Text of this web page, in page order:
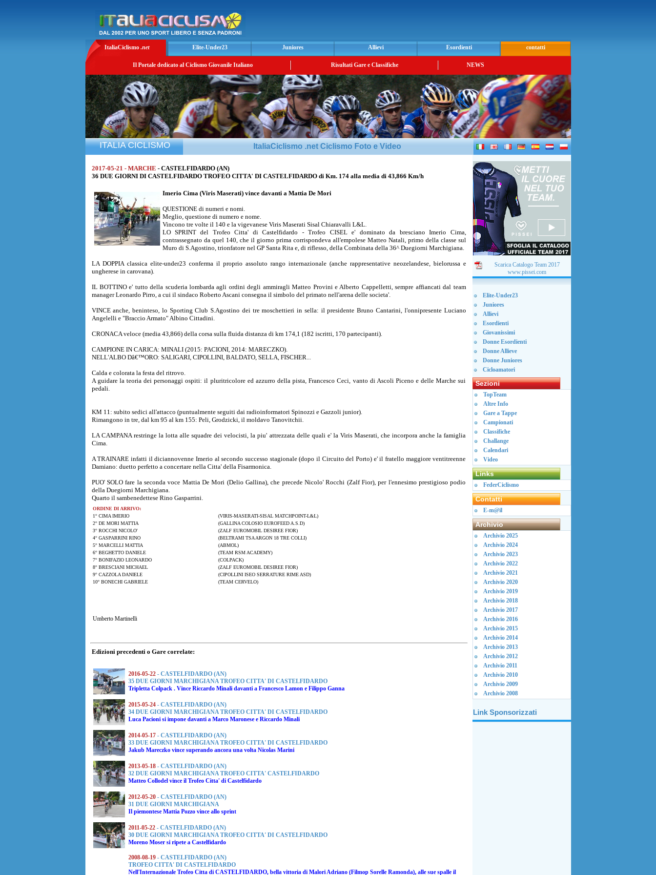
ItaliaCiclismo .net Elite-Under23 Juniores Allievi Esordienti contatti
Il Portale dedicato al Ciclismo Giovanile Italiano Risultati Gare e Classifiche NEWS
ITALIA CICLISMO ItaliaCiclismo .net Ciclismo Foto e Video
2017-05-21 - MARCHE - CASTELFIDARDO (AN)
36 DUE GIORNI DI CASTELFIDARDO TROFEO CITTA' DI CASTELFIDARDO di Km. 174 alla media di 43,866 Km/h
Imerio Cima (Viris Maserati) vince davanti a Mattia De Mori
QUESTIONE di numeri e nomi.
Meglio, questione di numero e nome.
Vincono tre volte il 140 e la vigevanese Viris Maserati Sisal Chiaravalli L&L.
LO SPRINT del Trofeo Citta' di Castelfidardo - Trofeo CISEL e' dominato da bresciano Imerio Cima,
contrassegnato da quel 140, che il giorno prima corrispondeva all'empolese Matteo Natali, primo della classe sul
Muro di S.Agostino, trionfatore nel GP Santa Rita e, di riflesso, della Combinata della 36^ Duegiorni Marchigiana.
LA DOPPIA classica elite-under23 conferma il proprio assoluto rango internazionale (anche rappresentative neozelandese, bielorussa e
ungherese in carovana).
IL BOTTINO e' tutto della scuderia lombarda agli ordini degli ammiragli Matteo Provini e Alberto Cappelletti, sempre affiancati dal team
manager Leonardo Pirro, a cui il sindaco Roberto Ascani consegna il simbolo del primato nell'arena delle societa'.
VINCE anche, beninteso, lo Sporting Club S.Agostino dei tre moschettieri in sella: il presidente Bruno Cantarini, l'onnipresente Luciano
Angelelli e "Braccio Armato" Albino Cittadini.
CRONACA veloce (media 43,866) della corsa sulla fluida distanza di km 174,1 (182 iscritti, 170 partecipanti).
CAMPIONE IN CARICA: MINALI (2015: PACIONI, 2014: MARECZKO).
NELL'ALBO Dâ€™ORO: SALIGARI, CIPOLLINI, BALDATO, SELLA, FISCHER...
Calda e colorata la festa del ritrovo.
A guidare la teoria dei personaggi ospiti: il pluritricolore ed azzurro della pista, Francesco Ceci, vanto di Ascoli Piceno e delle Marche sui
pedali.
KM 11: subito sedici all'attacco (puntualmente seguiti dai radioinformatori Spinozzi e Gazzoli junior).
Rimangono in tre, dal km 95 al km 155: Peli, Grodzicki, il moldavo Tanovitchii.
LA CAMPANA restringe la lotta alle squadre dei velocisti, la piu' attrezzata delle quali e' la Viris Maserati, che incorpora anche la famiglia
Cima.
A TRAINARE infatti il diciannovenne Imerio al secondo successo stagionale (dopo il Circuito del Porto) e' il fratello maggiore ventitreenne
Damiano: duetto perfetto a concertare nella Citta' della Fisarmonica.
PUO' SOLO fare la seconda voce Mattia De Mori (Delio Gallina), che precede Nicolo' Rocchi (Zalf Fior), per l'ennesimo prestigioso podio
della Duegiorni Marchigiana.
Quarto il sambenedettese Rino Gasparrini.
ORDINE DI ARRIVO:
1° CIMA IMERIO
(VIRIS-MASERATI-SISAL MATCHPOINT-L&L)
2° DE MORI MATTIA
(GALLINA COLOSIO EUROFEED A.S.D)
3° ROCCHI NICOLO'
(ZALF EUROMOBIL DESIREE FIOR)
4° GASPARRINI RINO
(BELTRAMI TSA ARGON 18 TRE COLLI)
5° MARCELLI MATTIA
(ABMOL)
6° BEGHETTO DANIELE
(TEAM RSM ACADEMY)
7° BONIFAZIO LEONARDO
(COLPACK)
8° BRESCIANI MICHAEL
(ZALF EUROMOBIL DESIREE FIOR)
9° CAZZOLA DANIELE
(CIPOLLINI ISEO SERRATURE RIME ASD)
10° BONECHI GABRIELE
(TEAM CERVELO)
Umberto Martinelli
Edizioni precedenti o Gare correlate:
2016-05-22- CASTELFIDARDO (AN)
35 DUE GIORNI MARCHIGIANA TROFEO CITTA' DI CASTELFIDARDO
Tripletta Colpack . Vince Riccardo Minalidavanti a Francesco Lamone Filippo Ganna
2015-05-24- CASTELFIDARDO (AN)
34 DUE GIORNI MARCHIGIANA TROFEO CITTA' DI CASTELFIDARDO
Luca Pacioni si impone davanti a Marco Maronesee Riccardo Minali
2014-05-17- CASTELFIDARDO (AN)
33 DUE GIORNI MARCHIGIANA TROFEO CITTA' DI CASTELFIDARDO
Jakub Mareczko vince superando ancora una volta Nicolas Marini
2013-05-18- CASTELFIDARDO (AN)
32 DUE GIORNI MARCHIGIANA TROFEO CITTA' CASTELFIDARDO
Matteo Collodel vince il Trofeo Citta' di Castelfidardo
2012-05-20- CASTELFIDARDO (AN)
31 DUE GIORNI MARCHIGIANA
Il piemontese Mattia Pozzo vince allo sprint
2011-05-22- CASTELFIDARDO (AN)
30 DUE GIORNI MARCHIGIANA TROFEO CITTA' DI CASTELFIDARDO
Moreno Moser si ripete a Castelfidardo
2008-08-19- CASTELFIDARDO (AN)
TROFEO CITTA' DI CASTELFIDARDO
Nell'Internazionale Trofeo Citta di CASTELFIDARDO, bella vittoria di Malori Adriano (Filmop Sorelle Ramonda), alle sue spalle il
Scarica Catalogo Team 2017
www.pissei.com
Elite-Under23
Juniores
Allievi
Esordienti
Giovanissimi
Donne Esordienti
Donne Allieve
Donne Juniores
Cicloamatori
Sezioni
TopTeam
Altre Info
Gare a Tappe
Campionati
Classifiche
Challange
Calendari
Video
Links
FederCiclismo
Contatti
E-m@il
Archivio
Archivio 2025
Archivio 2024
Archivio 2023
Archivio 2022
Archivio 2021
Archivio 2020
Archivio 2019
Archivio 2018
Archivio 2017
Archivio 2016
Archivio 2015
Archivio 2014
Archivio 2013
Archivio 2012
Archivio 2011
Archivio 2010
Archivio 2009
Archivio 2008
Link Sponsorizzati